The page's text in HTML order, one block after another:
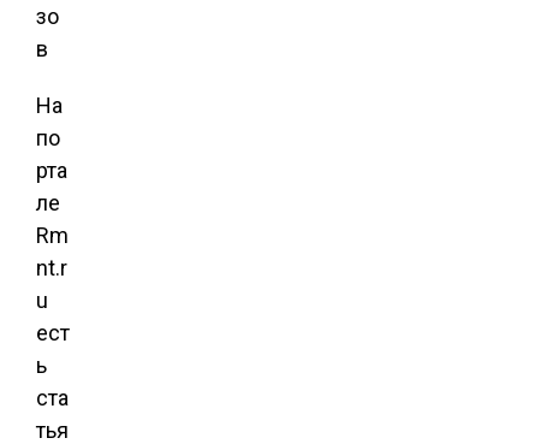
На
по
рта
ле
Rm
nt.r
u
ест
ь
ста
тья